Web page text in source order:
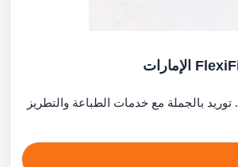
الخامة: stretch twill. توريد بالجملة مع خدمات الطباعة والتطريز